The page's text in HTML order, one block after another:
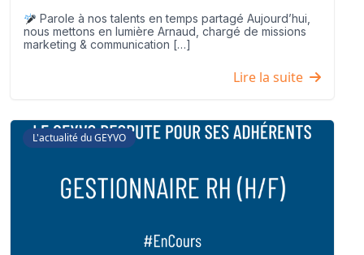
Parole à nos talents en temps partagé Aujourd’hui,
nous mettons en lumière Arnaud, chargé de missions
marketing & communication […]
Lire la suite
L'actualité du GEYVO